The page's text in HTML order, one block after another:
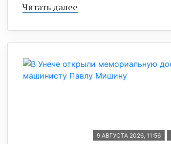
Читать далее
9 АВГУСТА 2026, 11:56